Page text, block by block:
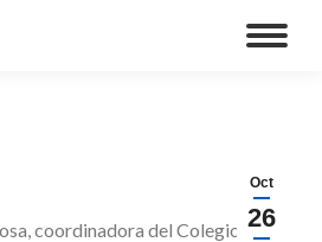
Oct
26
coordinadora del Colegio